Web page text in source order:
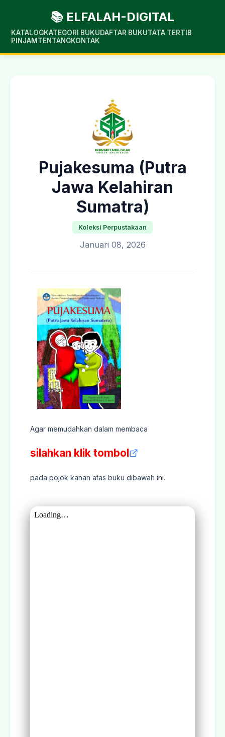
📚 ELFALAH-DIGITAL
KATALOGKATEGORI BUKUDAFTAR BUKUTATA TERTIB
PINJAM TENTANGKONTAK
Pujakesuma (Putra
Jawa Kelahiran
Sumatra)
Koleksi Perpustakaan
Januari 08, 2026
Agar memudahkan dalam membaca
silahkan klik tombol
pada pojok kanan atas buku dibawah ini.